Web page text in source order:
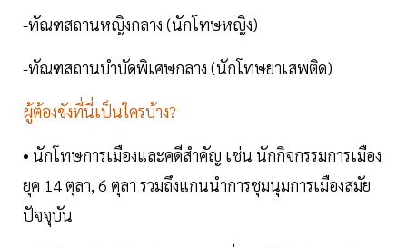
-ทัณฑสถานหญิงกลาง (นักโทษหญิง)
-ทัณฑสถานบำบัดพิเศษกลาง (นักโทษยาเสพติด)
ผู้ต้องขังที่นี่เป็นใครบ้าง?
• นักโทษการเมืองและคดีสำคัญ เช่น นักกิจกรรมการเมือง
ยุค 14 ตุลา, 6 ตุลา รวมถึงแกนนำการชุมนุมการเมืองสมัย
ปัจจุบัน